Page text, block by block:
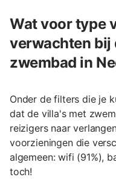
Wat voor type
verwachten bij
zwembad in
Onder de filters die je
dat de villa's met
reizigers naar
voorzieningen die
algemeen: wifi (91%),
toch!